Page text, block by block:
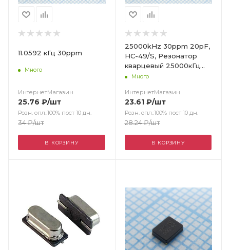
11.0592 кГц 30ppm
Много
ИнтернетМагазин
25.76 ₽/шт
Розн. опл.:100% пост 10 дн.
34₽/шт
В КОРЗИНУ
25000kHz 30ppm 20pF,
HC-49/S, Резонатор
кварцевый 25000кГц
30ppm, 20пФ,
Много
ИнтернетМагазин
23.61₽/шт
Розн. опл.:100% пост 10 дн.
28.24₽/шт
В КОРЗИНУ